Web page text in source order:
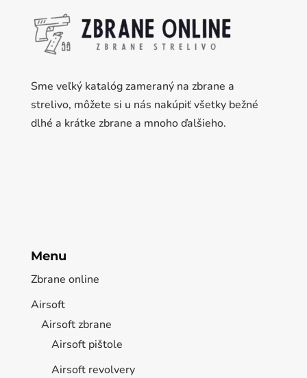
Sme veľký katalóg zameraný na zbrane a
strelivo, môžete si u nás nakúpiť všetky bežné
dlhé a krátke zbrane a mnoho ďalšieho.
Menu
Zbrane online
Airsoft
Airsoft zbrane
Airsoft pištole
Airsoft revolvery